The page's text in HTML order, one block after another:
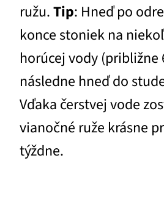
ružu.Tip: Hneď po
konce stoniek na
horúcej vody (približne
následne hneď do
Vďaka čerstvej vode
vianočné ruže krásne
týždne.